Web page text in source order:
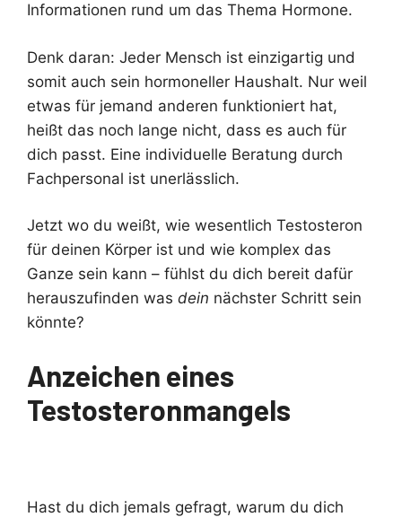
Informationen rund um das Thema Hormone.
Denk daran: Jeder Mensch ist einzigartig und
somit auch sein hormoneller Haushalt. Nur weil
etwas für jemand anderen funktioniert hat,
heißt das noch lange nicht, dass es auch für
dich passt. Eine individuelle Beratung durch
Fachpersonal ist unerlässlich.
Jetzt wo du weißt, wie wesentlich Testosteron
für deinen Körper ist und wie komplex das
Ganze sein kann – fühlst du dich bereit dafür
herauszufinden was dein nächster Schritt sein
könnte?
Anzeichen eines
Testosteronmangels
Hast du dich jemals gefragt, warum du dich